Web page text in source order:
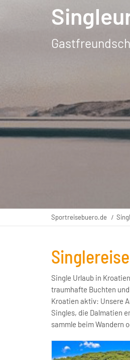
Sportreisebuero.de
Single Urlaub in
traumhafte Buchten
Kroatien aktiv: Unsere
Singles, die Dalmatien
sammle beim Wandern
schönsten Inseln vor der
von Biograd – Städte